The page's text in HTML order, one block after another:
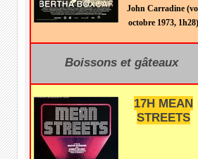
John Carradine
octobre 1973,
Boissons et gâteaux
17H MEAN
STREETS